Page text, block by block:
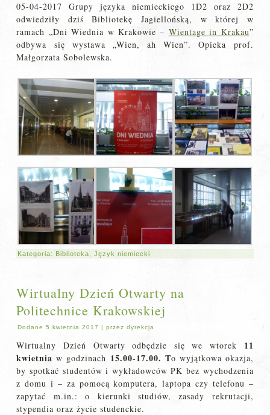
05-04-2017 Grupy języka niemieckiego 1D2 oraz 2D2
odwiedziły dziś Bibliotekę Jagiellońską, w której w
ramach „Dni Wiednia w Krakowie – Wientage in Krakau”
odbywa się wystawa „Wien, ah Wien”. Opieka prof.
Małgorzata Sobolewska.
Kategoria: Biblioteka ,Język niemiecki
Wirtualny Dzień Otwarty na
Politechnice Krakowskiej
Dodane 5 kwietnia 2017 |przez dyrekcja
Wirtualny Dzień Otwarty odbędzie się we wtorek 11
kwietnia w godzinach 15.00-17.00. To wyjątkowa okazja,
by spotkać studentów i wykładowców PK bez wychodzenia
z domu i – za pomocą komputera, laptopa czy telefonu –
zapytać m.in.: o kierunki studiów, zasady rekrutacji,
stypendia oraz życie studenckie.